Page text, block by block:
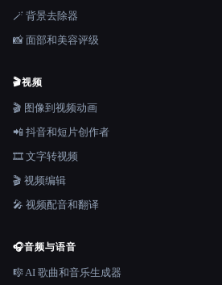
🪄 背景去除器
📸 面部和美容评级
🎬视频
🎬 图像到视频动画
📲 抖音和短片创作者
🎞️ 文字转视频
🎬 视频编辑
🎤 视频配音和翻译
🎧音频与语音
🎼 AI 歌曲和音乐生成器